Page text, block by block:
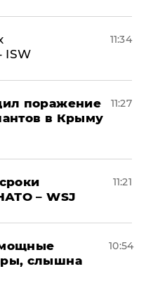
ISW
11:34
поражение
в Крыму
11:27
– WSJ
11:21
слышна
10:54